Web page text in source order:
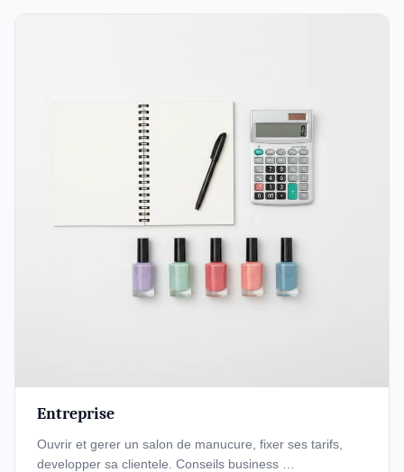
Entreprise
Ouvrir et gerer un salon de manucure, fixer ses tarifs,
developper sa clientele. Conseils business …